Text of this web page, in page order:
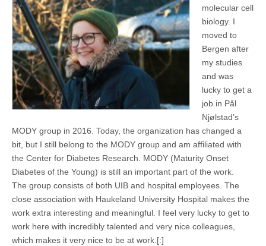
molecular cell
biology. I
moved to
Bergen after
my studies
and was
lucky to get a
job in Pål
Njølstad’s
MODY group in 2016. Today, the organization has changed a
bit, but I still belong to the MODY group and am affiliated with
the Center for Diabetes Research. MODY (Maturity Onset
Diabetes of the Young) is still an important part of the work.
The group consists of both UIB and hospital employees. The
close association with Haukeland University Hospital makes the
work extra interesting and meaningful. I feel very lucky to get to
work here with incredibly talented and very nice colleagues,
which makes it very nice to be at work.[:]